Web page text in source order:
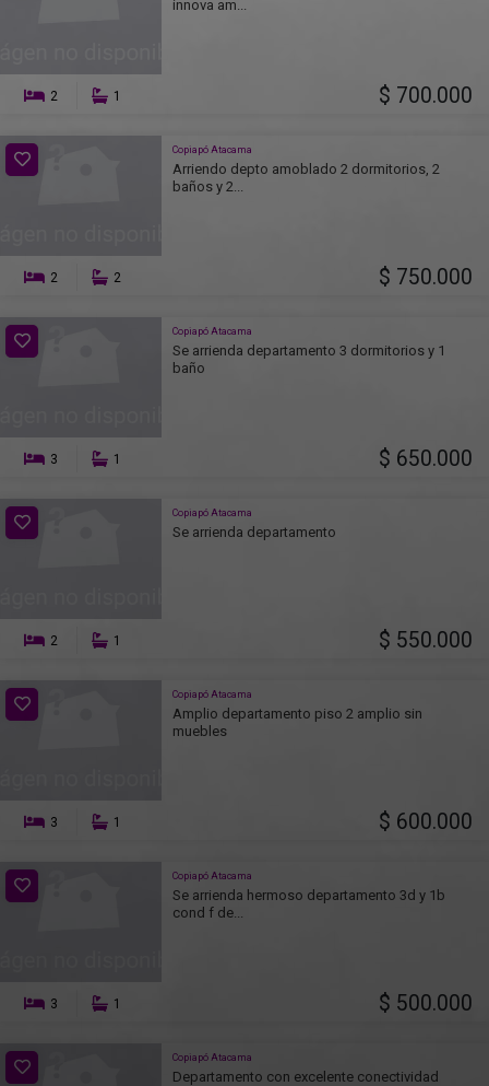
innova am...
2 1 $ 700.000
Copiapó Atacama
Arriendo depto amoblado 2 dormitorios, 2
baños y 2...
2 2 $ 750.000
Copiapó Atacama
Se arrienda departamento 3 dormitorios y 1
baño
3 1 $ 650.000
Copiapó Atacama
Se arrienda departamento
2 1 $ 550.000
Copiapó Atacama
Amplio departamento piso 2 amplio sin
muebles
3 1 $ 600.000
Copiapó Atacama
Se arrienda hermoso departamento 3d y 1b
cond f de...
3 1 $ 500.000
Copiapó Atacama
Departamento con excelente conectividad